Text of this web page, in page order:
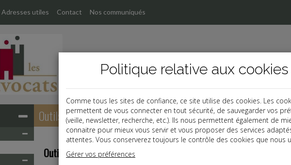
Adresses utiles Contact Nos communiqués
Outils de calcul
Outils de calcul :
Politique relative aux cookies
Comme tous les sites de confiance, ce site utilise des cookies. Les
permettent de vous connecter en tout sécurité, de sauvegarder vos
(veille, newsletter, recherche, etc.). Ils nous permettent également de
connaitre pour mieux vous servir et vous proposer des services
attentes. Vous conserverez toujours le contrôle des cookies que nous
Gérer vos préférences